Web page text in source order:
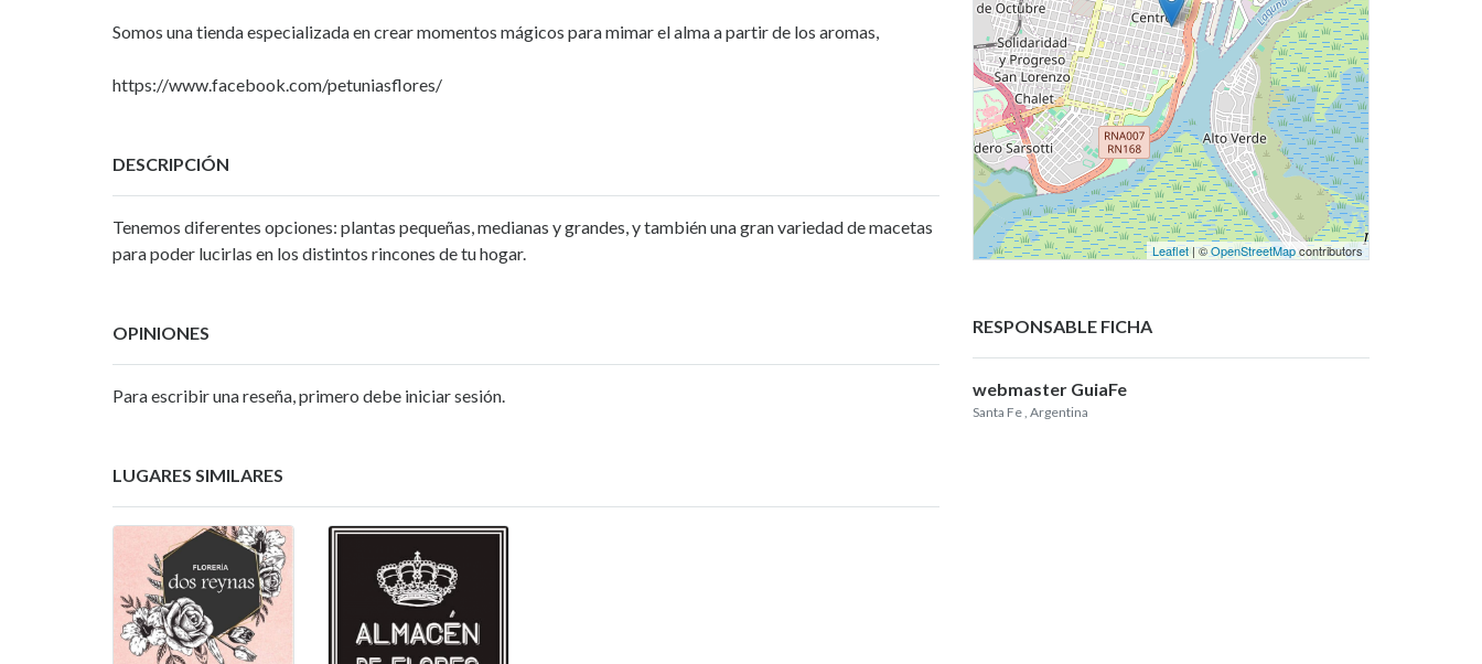
Somos una tienda especializada en crear momentos mágicos para mimar el alma a partir de los aromas,
https://www.facebook.com/petuniasflores/
DESCRIPCIÓN
Tenemos diferentes opciones: plantas pequeñas, medianas y grandes, y también una gran variedad de macetas
para poder lucirlas en los distintos rincones de tu hogar.
OPINIONES
Para escribir una reseña, primero debe iniciar sesión.
LUGARES SIMILARES
Leaflet| ©OpenStreetMapcontributors
RESPONSABLE FICHA
webmaster GuiaFe
Santa Fe , Argentina